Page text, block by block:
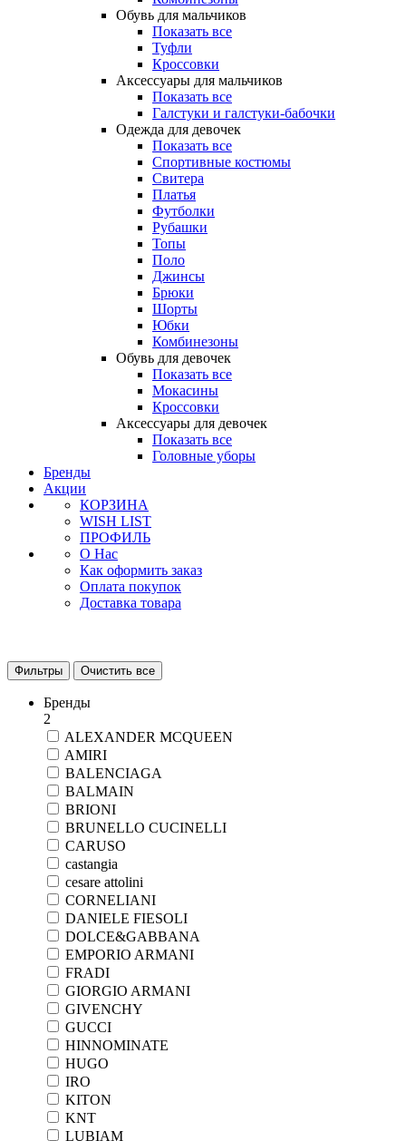
Обувь для мальчиков
Показать все
Туфли
Кроссовки
Аксессуары для мальчиков
Показать все
Галстуки и галстуки-бабочки
Одежда для девочек
Показать все
Спортивные костюмы
Свитера
Платья
Футболки
Рубашки
Топы
Поло
Джинсы
Брюки
Шорты
Юбки
Комбинезоны
Обувь для девочек
Показать все
Мокасины
Кроссовки
Аксессуары для девочек
Показать все
Головные уборы
Бренды
Акции
КОРЗИНА
WISH LIST
ПРОФИЛЬ
О Нас
Как оформить заказ
Оплата покупок
Доставка товара
Фильтры Очистить все
Бренды
2
ALEXANDER MCQUEEN
AMIRI
BALENCIAGA
BALMAIN
BRIONI
BRUNELLO CUCINELLI
CARUSO
castangia
cesare attolini
CORNELIANI
DANIELE FIESOLI
DOLCE&GABBANA
EMPORIO ARMANI
FRADI
GIORGIO ARMANI
GIVENCHY
GUCCI
HINNOMINATE
HUGO
IRO
KITON
KNT
LUBIAM